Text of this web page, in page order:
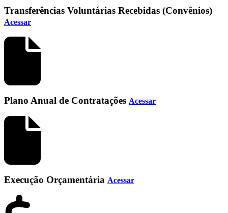
Transferências Voluntárias Recebidas (Convênios)
Acessar
Plano Anual de Contratações Acessar
Execução Orçamentária Acessar